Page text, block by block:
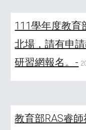
111學年度教育
北場，請有申
研習網報名。-
教育部RAS睿